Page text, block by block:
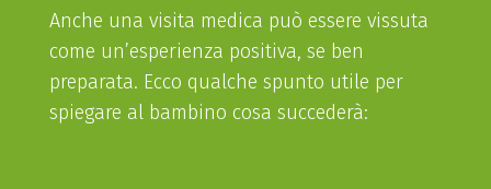
Anche una visita medica può essere vissuta
come un’esperienza positiva, se ben
preparata. Ecco qualche spunto utile per
spiegare al bambino cosa succederà: